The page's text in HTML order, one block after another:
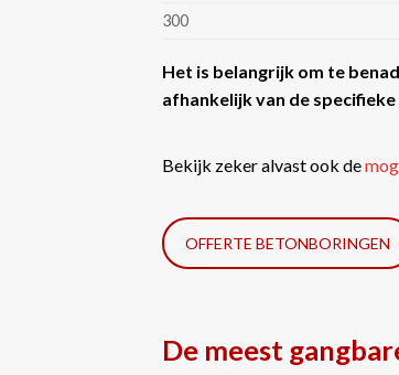
300
Het is belangrijk om te
afhankelijk van de
Bekijk zeker alvast ook de
OFFERTE BETONBORINGEN
De meest